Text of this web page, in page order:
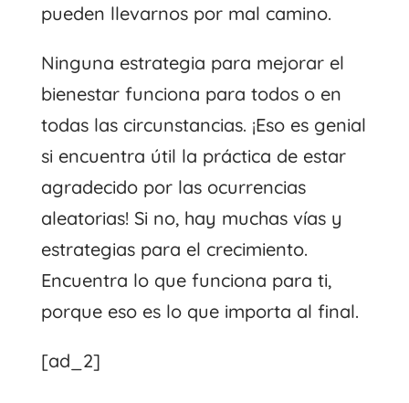
pueden llevarnos por mal camino.
Ninguna estrategia para mejorar el
bienestar funciona para todos o en
todas las circunstancias. ¡Eso es genial
si encuentra útil la práctica de estar
agradecido por las ocurrencias
aleatorias! Si no, hay muchas vías y
estrategias para el crecimiento.
Encuentra lo que funciona para ti,
porque eso es lo que importa al final.
[ad_2]